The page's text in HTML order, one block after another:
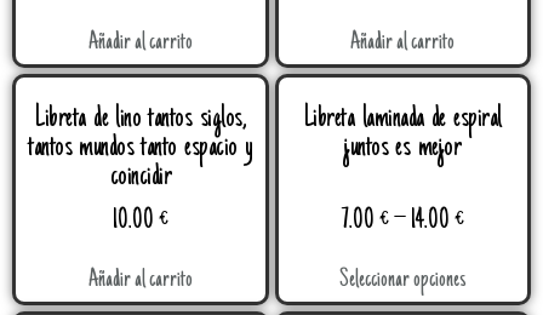
Añadir al carrito Añadir al carrito
Libreta de lino tantos siglos,
tantos mundos tanto espacio y
coincidir
10.00 €
Añadir al carrito
Libreta laminada de espiral
juntos es mejor
7.00 €– 14.00 €
Seleccionar opciones